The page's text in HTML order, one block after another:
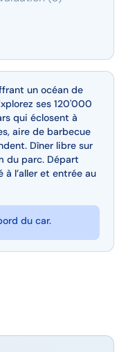
un océan de
ses 120'000
qui éclosent à
aire de barbecue
Dîner libre sur
du parc. Départ
à l’aller et entrée au
du car.